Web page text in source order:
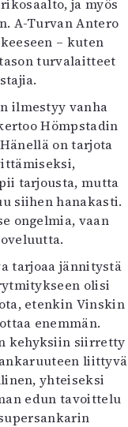
ja myös
A-Turvan Antero
– kuten
turvalaitteet
ilmestyy vanha
Hömpstadin
on tarjota
tarjousta, mutta
siihen hanakasti.
ongelmia, vaan
tarjoaa jännitystä
olisi
etenkin Vinskin
enemmän.
kehyksiin siirretty
liittyvä
yhteiseksi
edun tavoittelu